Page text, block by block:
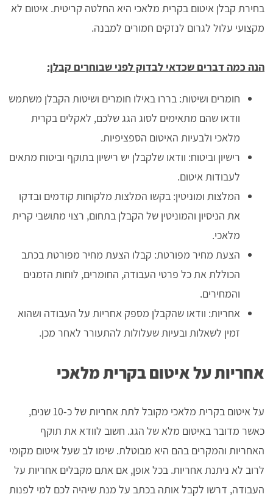
בחירת קבלן איטום בקרית מלאכי היא החלטה קריטית. איטום לא
מקצועי עלול לגרום לנזקים חמורים למבנה.
הנה כמה דברים שכדאי לבדוק לפני שבוחרים קבלן:
חומרים ושיטות: בררו באילו חומרים ושיטות הקבלן משתמש
וודאו שהם מתאימים לסוג הגג שלכם, לאקלים בקרית
מלאכי ולבעיות האיטום הספציפיות.
רישיון וביטוח: וודאו שלקבלן יש רישיון בתוקף וביטוח מתאים
לעבודות איטום.
המלצות ומוניטין: בקשו המלצות מלקוחות קודמים ובדקו
את הניסיון והמוניטין של הקבלן בתחום, רצוי מתושבי קרית
מלאכי.
הצעת מחיר מפורטת: קבלו הצעת מחיר מפורטת בכתב
הכוללת את כל פרטי העבודה, החומרים, לוחות הזמנים
והמחירים.
אחריות: וודאו שהקבלן מספק אחריות על העבודה ושהוא
זמין לשאלות ובעיות שעלולות להתעורר לאחר מכן.
אחריות על איטום בקרית מלאכי
על איטום בקרית מלאכי מקובל לתת אחריות של כ-10 שנים,
כאשר מדובר באיטום מלא של הגג. חשוב לוודא את תוקף
האחריות והמקרים בהם היא מבוטלת. שימו לב שעל איטום מקומי
לרוב לא ניתנת אחריות. בכל אופן, אם אתם מקבלים אחריות על
העבודה, דרשו לקבל אותה בכתב על מנת שיהיה לכם למי לפנות